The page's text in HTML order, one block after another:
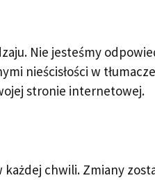
Nie jesteśmy
nieścisłości w
stronie internetowej.
chwili. Zmiany